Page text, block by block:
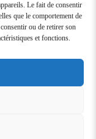
Le fait de consentir
que le comportement de
ou de retirer son
et fonctions.
Infos
24H